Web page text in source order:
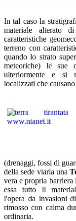
In tal caso la
materiale alterato
caratteristiche
terreno con
quando lo strato
meteoriche) le sue
ulteriormente e si
localizzati che
(drenaggi, fossi di
della sede viaria una
vera e propria barriera
essa tutto il
l'opera da invasioni
rimosso con calma
ordinaria.